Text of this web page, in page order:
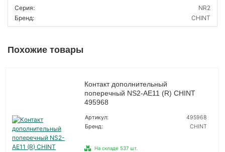
Серия:
NR2
Бренд:
CHINT
Похожие товары
Контакт дополнительный
поперечный NS2-AE11 (R) CHINT
495968
Артикул:
495968
Бренд:
CHINT
На складе 537 шт.